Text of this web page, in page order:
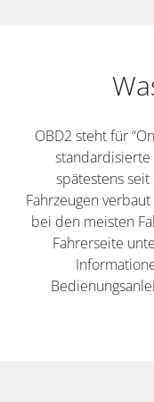
OBD2 steht für
standardisierte
spätestens
Fahrzeugen
bei den meisten
Fahrerseite